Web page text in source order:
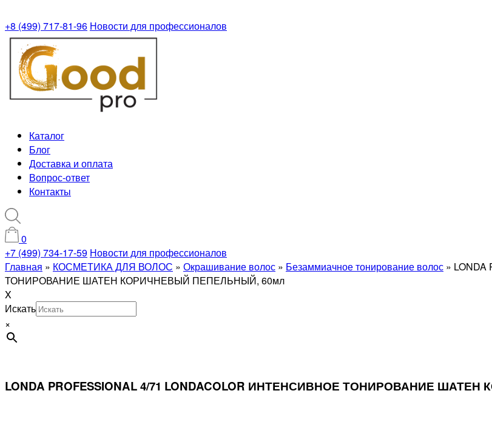
+8 (499) 717-81-96 Новости для профессионалов
Каталог
Блог
Доставка и оплата
Вопрос-ответ
Контакты
0
+7 (499) 734-17-59 Новости для профессионалов
Главная » КОСМЕТИКА ДЛЯ ВОЛОС » Окрашивание волос » Безаммиачное тонирование волос »
ТОНИРОВАНИЕ ШАТЕН КОРИЧНЕВЫЙ ПЕПЕЛЬНЫЙ, 60мл
X
Искать
×
LONDA PROFESSIONAL 4/71 LONDACOLOR ИНТЕНСИВНОЕ ТОНИРОВАНИЕ